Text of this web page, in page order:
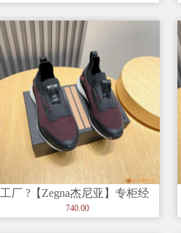
工厂 ?【Zegna杰尼亚】专柜经
典休闲鞋，以细节和创造力
740.00